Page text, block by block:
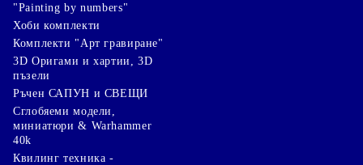
"Painting by numbers"
Хоби комплекти
Комплекти "Арт гравиране"
3D Оригами и хартии, 3D
пъзели
Ръчен САПУН и СВЕЩИ
Сглобяеми модели,
миниатюри & Warhammer
40k
Квилинг техника -